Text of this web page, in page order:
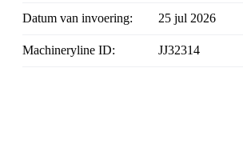
Datum van invoering: 25 jul 2026
Machineryline ID: JJ32314